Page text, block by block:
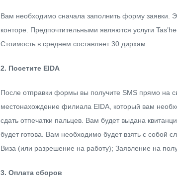
Вам необходимо сначала заполнить форму заявки.
конторе.
Предпочтительными являются услуги
Стоимость в среднем составляет 30 дирхам.
2. Посетите EIDA
После отправки формы вы получите SMS прямо на
местонахождение филиала EIDA, который вам
сдать отпечатки пальцев. Вам будет выдана
будет готова.
Вам необходимо будет взять с собой
Виза (или разрешение на работу); Заявление на
3. Оплата сборов